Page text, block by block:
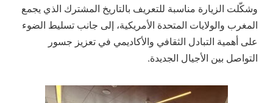
وشكّلت الزيارة مناسبة للتعريف بالتاريخ المشترك الذي يجمع
المغرب والولايات المتحدة الأمريكية، إلى جانب تسليط الضوء
على أهمية التبادل الثقافي والأكاديمي في تعزيز جسور
التواصل بين الأجيال الجديدة.